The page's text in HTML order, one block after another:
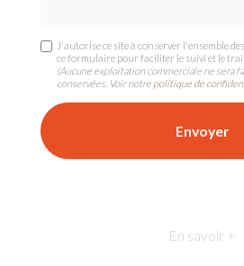
J'autorise ce site à conserver l'ensemble
ce formulaire pour faciliter le suivi et le
(Aucune exploitation commerciale ne sera
conservées. Voir notre politique de
En savoir +